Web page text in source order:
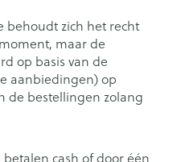
behoudt zich het recht
maar de
op basis van de
aanbiedingen) op
de bestellingen zolang
cash of door één